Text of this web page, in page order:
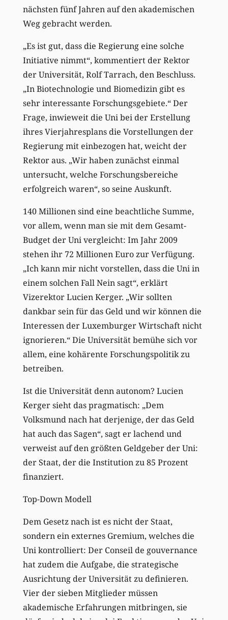
nächsten fünf Jahren auf den akademischen
Weg gebracht werden.
„Es ist gut, dass die Regierung eine solche
Initiative nimmt“, kommentiert der Rektor
der Universität, Rolf Tarrach, den Beschluss.
„In Biotechnologie und Biomedizin gibt es
sehr interessante Forschungsgebiete.“ Der
Frage, inwieweit die Uni bei der Erstellung
ihres Vierjahresplans die Vorstellungen der
Regierung mit einbezogen hat, weicht der
Rektor aus. „Wir haben zunächst einmal
untersucht, welche Forschungsbereiche
erfolgreich waren“, so seine Auskunft.
140 Millionen sind eine beachtliche Summe,
vor allem, wenn man sie mit dem Gesamt-
Budget der Uni vergleicht: Im Jahr 2009
stehen ihr 72 Millionen Euro zur Verfügung.
„Ich kann mir nicht vorstellen, dass die Uni in
einem solchen Fall Nein sagt“, erklärt
Vizerektor Lucien Kerger. „Wir sollten
dankbar sein für das Geld und wir können die
Interessen der Luxemburger Wirtschaft nicht
ignorieren.“ Die Universität bemühe sich vor
allem, eine kohärente Forschungspolitik zu
betreiben.
Ist die Universität denn autonom? Lucien
Kerger sieht das pragmatisch: „Dem
Volksmund nach hat derjenige, der das Geld
hat auch das Sagen“, sagt er lachend und
verweist auf den größten Geldgeber der Uni:
der Staat, der die Institution zu 85 Prozent
finanziert.
Top-Down Modell
Dem Gesetz nach ist es nicht der Staat,
sondern ein externes Gremium, welches die
Uni kontrolliert: Der Conseil de gouvernance
hat zudem die Aufgabe, die strategische
Ausrichtung der Universität zu definieren.
Vier der sieben Mitglieder müssen
akademische Erfahrungen mitbringen, sie